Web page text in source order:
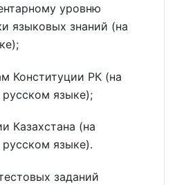
уровню
языковых знаний (на
Конституции РК (на
языке);
Казахстана (на
языке).
заданий